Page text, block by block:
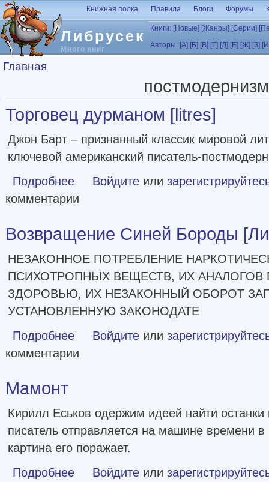
Перейти к основному содержанию
Либрусек
Много книг
Книжная полка Правила Блоги Форумы
Книги: [Новые] [Жанры] [Серии]
Авторы: [А] [Б] [В] [Г] [Д] [Е] [Ж] [З]
Вы здесь
Главная
постмодернизм
Торговец дурманом [litres]
Джон Барт – признанный классик мировой
ключевой американский писатель-
Подробнее о Торговец дурманом [litres]
Войдите или
комментарии
Возвращение Синей Бороды
НЕЗАКОННОЕ ПОТРЕБЛЕНИЕ
ПСИХОТРОПНЫХ ВЕЩЕСТВ, ИХ АНАЛОГОВ
ЗДОРОВЬЮ, ИХ НЕЗАКОННЫЙ ОБОРОТ
УСТАНОВЛЕННУЮ ЗАКОНОДАТЕ
Подробнее о Возвращение Синей Бороды [Литрес]
Войдите или
комментарии
Мамонт
Кирилл Еськов одержим идеей найти
писатель отправляется на машине времени
картина его поражает.
Подробнее о МамонтВойдите или